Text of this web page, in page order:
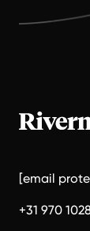
[email
+31 970